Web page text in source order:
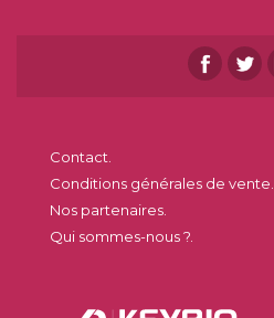
Contact.
Conditions générales de vente.
Nos partenaires.
Qui sommes-nous ?.